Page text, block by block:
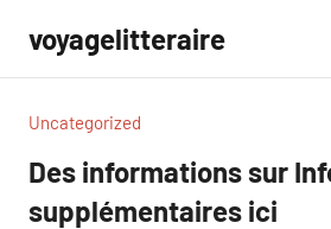
contenu
voyagelitteraire
Uncategorized
Des informations sur
supplémentaires ici